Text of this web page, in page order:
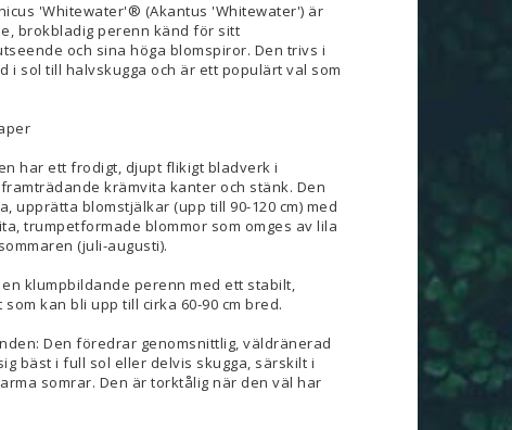
'Whitewater'® (Akantus 'Whitewater') är
brokbladig perenn känd för sitt
och sina höga blomspiror. Den trivs i
i sol till halvskugga och är ett populärt val som
har ett frodigt, djupt flikigt bladverk i
krämvita kanter och stänk. Den
upprätta blomstjälkar (upp till 90-120 cm) med
trumpetformade blommor som omges av lila
(juli-augusti).
klumpbildande perenn med ett stabilt,
kan bli upp till cirka 60-90 cm bred.
Den föredrar genomsnittlig, väldränerad
bäst i full sol eller delvis skugga, särskilt i
somrar. Den är torktålig när den väl har